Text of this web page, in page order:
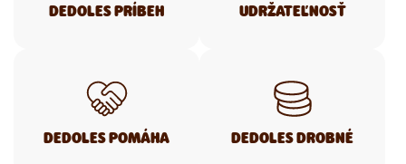
DEDOLES PRÍBEH UDRŽATEĽNOSŤ
DEDOLES POMÁHA DEDOLES DROBNÉ